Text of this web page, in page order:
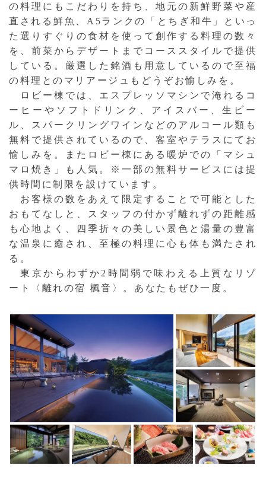
の料理にもこだわりを持ち、地元の新鮮野菜や産
直される鮮魚、A5ランクの「とちぎ和牛」といっ
た選りすぐりの食材を使って創作する料理の数々
を、前菜からデザートまでコーススタイルで提供
している。厳選した銘酒も用意しているので至福
の料理とのマリアージュもどうぞお愉しみを。
ロビー棟では、エスプレッソマシンで淹れるコ
ーヒーやソフトドリンク、アイスバー、生ビー
ル、スパークリングワインなどのアルコール類も
無料で提供されているので、客室やテラスにてお
愉しみを。またロビー棟にある暖炉での「マシュ
マロ焼き」も人気。※一部の無料サービスには提
供時間に制限を設けています。
お客様の数をあえて限定することで可能とした
おもてなしと、スタッフの付かず離れずの距離感
も心地よく、四季折々の美しい景色と湯量の豊富
な温泉に癒され、至極の料理に心も体も満たされ
る。
東京からわずか2時間弱で味わえる上質なリゾ
ート〈離れの宿 楓音〉。あなたもぜひ一度。